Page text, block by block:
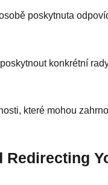
poskytnuta
konkrétní
které mohou